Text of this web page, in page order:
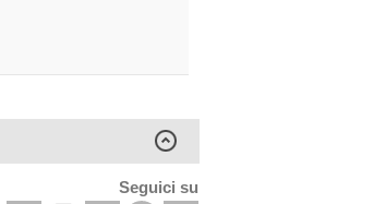
Seguici su